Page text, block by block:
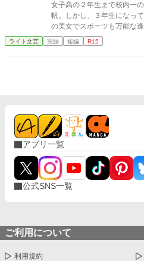
女子高の２年生まで校内一
帆。しかし、３年生になっ
の美女でスポーツも万能な
隣りだったが、春のスポー
が芽生える。 それに加えて
ライト文芸 完結 短編 R15
アプリ一覧
公式SNS一覧
ご利用について
利用規約